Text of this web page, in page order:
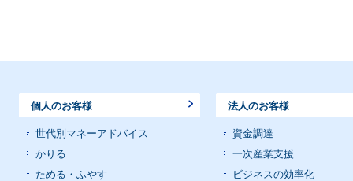
個人のお客様
世代別マネーアドバイス
かりる
ためる・ふやす
法人のお客様
資金調達
一次産業支援
ビジネスの効率化